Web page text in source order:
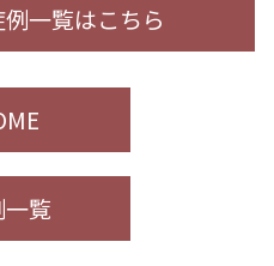
一覧はこちら
覧